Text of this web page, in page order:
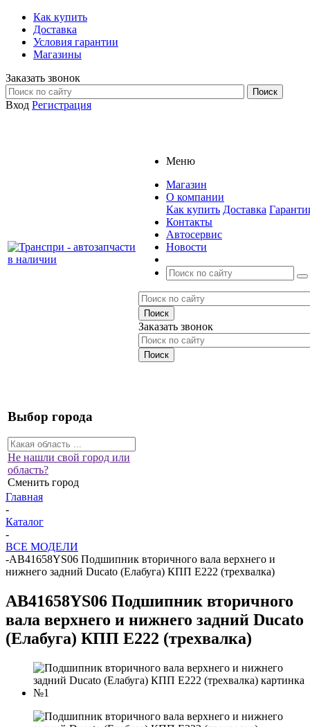
Как купить
Доставка
Условия гарантии
Магазины
Заказать звонок
Вход Регистрация
Меню
Магазин
О компании
Как купить Доставка
Контакты
Автосервис
Новости
Заказать звонок
Выбор города
Не нашли свой город или
область?
Сменить город
Главная
-
Каталог
-
ВСЕ МОДЕЛИ
-AB41658YS06 Подшипник вторичного вала верхнего и
нижнего задний Ducato (Елабуга) КПП Е222 (трехвалка)
AB41658YS06 Подшипник вторичного
вала верхнего и нижнего задний Ducato
(Елабуга) КПП Е222 (трехвалка)